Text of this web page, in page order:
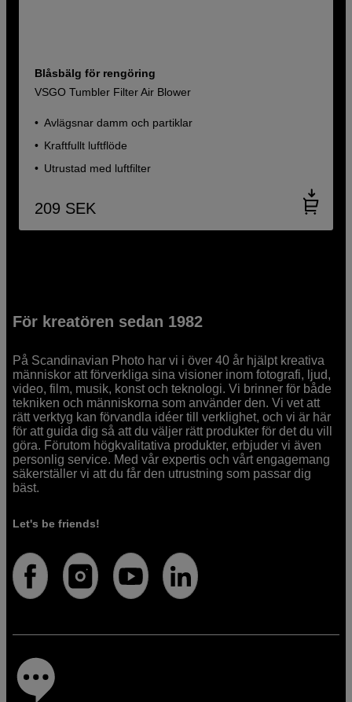
Blåsbälg för rengöring
VSGO Tumbler Filter Air Blower
Avlägsnar damm och partiklar
Kraftfullt luftflöde
Utrustad med luftfilter
209 SEK
För kreatören sedan 1982
På Scandinavian Photo har vi i över 40 år hjälpt kreativa
människor att förverkliga sina visioner inom fotografi, ljud,
video, film, musik, konst och teknologi. Vi brinner för både
tekniken och människorna som använder den. Vi vet att
rätt verktyg kan förvandla idéer till verklighet, och vi är här
för att guida dig så att du väljer rätt produkter för det du vill
göra. Förutom högkvalitativa produkter, erbjuder vi även
personlig service. Med vår expertis och vårt engagemang
säkerställer vi att du får den utrustning som passar dig
bäst.
Let's be friends!